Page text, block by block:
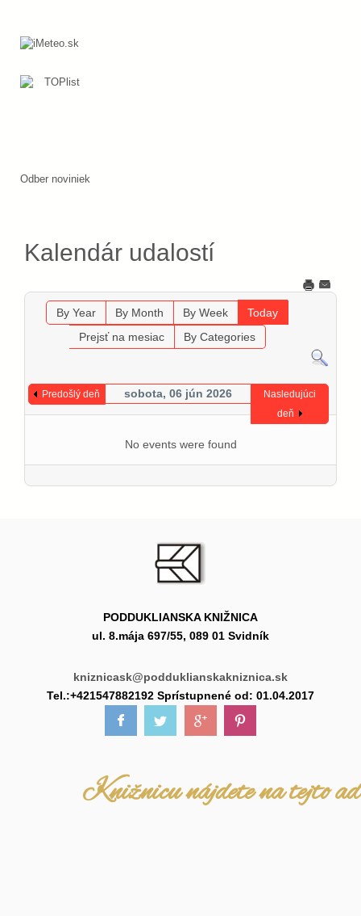
Odber noviniek
Kalendár udalostí
By Year By Month By Week
Today
Prejsť na mesiac
By Categories
Predošlý deň sobota, 06 jún 2026
Nasledujúci
deň
No events were found
PODDUKLIANSKA KNIŽNICA
ul. 8.mája 697/55, 089 01 Svidník
kniznicask@podduklianskakniznica.sk
Tel.:+421547882192 Sprístupnené od: 01.04.2017
Knižnicu nájdete na tejto